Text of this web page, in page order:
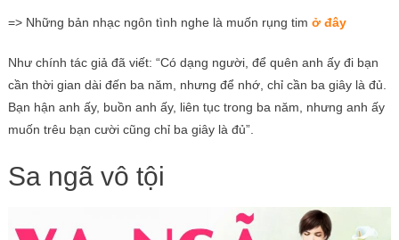
=> Những bản nhạc ngôn tình nghe là muốn rụng tim ở đây
Như chính tác giả đã viết: “Có dạng người, để quên anh ấy đi bạn
cần thời gian dài đến ba năm, nhưng để nhớ, chỉ cần ba giây là đủ.
Bạn hận anh ấy, buồn anh ấy, liên tục trong ba năm, nhưng anh ấy
muốn trêu bạn cười cũng chỉ ba giây là đủ”.
Sa ngã vô tội